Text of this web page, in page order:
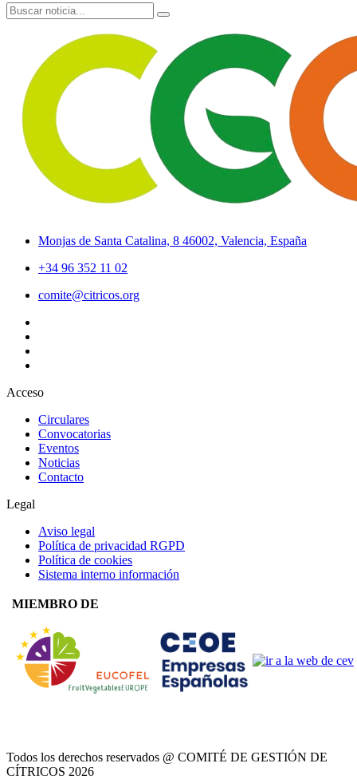
Monjas de Santa Catalina, 8 46002, Valencia, España
+34 96 352 11 02
comite@citricos.org
Acceso
Circulares
Convocatorias
Eventos
Noticias
Contacto
Legal
Aviso legal
Política de privacidad RGPD
Política de cookies
Sistema interno información
MIEMBRO DE
Todos los derechos reservados @ COMITÉ DE GESTIÓN DE
CÍTRICOS 2026